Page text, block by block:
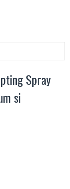
Spray
si